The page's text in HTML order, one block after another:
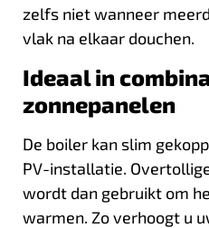
zelfs niet wanneer
vlak na elkaar douchen.
Ideaal in
zonnepanelen
De boiler kan slim
PV-installatie.
wordt dan gebruikt om
warmen. Zo verhoogt u